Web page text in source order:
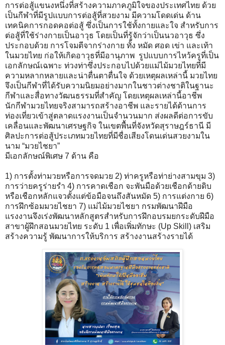
การต่อสู้แขนงหนึ่งที่สร้างความภาคภูมิใจของประเทศไทย ด้วย
เป็นกีฬาที่มีรูปแบบการต่อสู้ที่สวยงาม มีความโดดเด่น ด้าน
เทคนิคการกอดคอต่อสู้ ซึ่งเป็นการใช้ทั้งกายและใจ สำหรับการ
ต่อสู้ที่ใช้ร่างกายเป็นอาวุธ โดยเป็นที่รู้จักว่าเป็นนวอาวุธ ซึ่ง
ประกอบด้วย การโจมตีจากร่างกาย ทั้ง หมัด ศอด เข่า และเท้า
ในมวยไทย ก่อให้เกิดอาวุธที่มีอานุภาพ รูปแบบการไหว้ครูที่เป็น
เอกลักษณ์เฉพาะ ท่วงท่าซึ่งประกอบไปด้วยแม่ไม้มวยไทยที่มี
ความหลากหลายและน่าตื่นตาตื่นใจ ด้วยเหตุผลเหล่านี้ มวยไทย
จึงเป็นกีฬาที่ได้รับความนิยมอย่างมากในชาวต่างชาติในฐานะ
กีฬาและสื่อทางวัฒนธรรมที่สำคัญ โดยเหตุผลเหล่านี้อาชีพ
นักกีฬามวยไทยจริงสามารถสร้างอาชีพ และรายได้ด้านการ
ท่องเที่ยวเข้าสู่ตลาดแรงงานเป็นจำนวนมาก ส่งผลดีต่อการขับ
เคลื่อนและพัฒนาเศรษฐกิจ ในเขตพื้นที่จังหวัดสุราษฎร์ธานี มี
ศิลปะการต่อสู้ประเภทมวยไทยที่มีชื่อเสียงโดนเด่นสวยงามใน
นาม “มวยไชยา”
มีเอกลักษณ์พิเศษ 7 ด้าน คือ
1) การตั้งท่ามวยหรือการจดมวย 2) ท่าครูหรือท่าย่างสามขุม 3)
การว่ายครูร่ายรำ 4) การคาดเชือก จะพันมือด้วยเชือกด้ายดิบ
หรือเชือกหลักแจวตั้งแต่ข้อมือจนถึงสันหมัด 5) การแต่งกาย 6)
การฝึกซ้อมมวยไชยา 7) แม่ไม้มวยไชยา กรมพัฒนาฝีมือ
แรงงานจึงเร่งพัฒนาหลักสูตรสำหรับการฝึกอบรมยกระดับฝีมือ
สาขาผู้ฝึกสอนมวยไทย ระดับ 1 เพื่อเพิ่มทักษะ (Up Skill) เสริม
สร้างความรู้ พัฒนาการให้บริการ สร้างงานสร้างรายได้